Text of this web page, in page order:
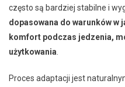
często są bardziej stabilne i
dopasowana do warunków w
komfort podczas jedzenia,
użytkowania
Proces adaptacji jest